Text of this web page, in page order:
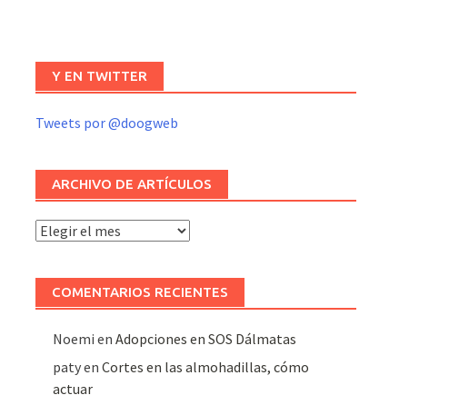
Y EN TWITTER
Tweets por @doogweb
ARCHIVO DE ARTÍCULOS
Archivo
artículos
COMENTARIOS RECIENTES
Noemi en Adopciones en SOS Dálmatas
patyen Cortes en las almohadillas, cómo
actuar